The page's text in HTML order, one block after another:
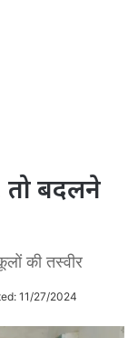
बदलने
की तस्वीर
11/27/2024